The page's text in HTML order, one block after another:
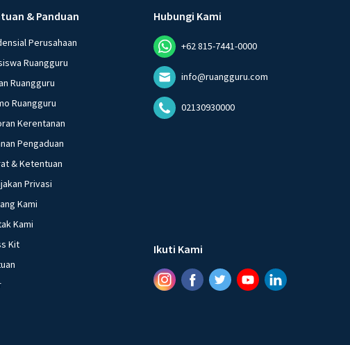
& Panduan
Perusahaan
Ruangguru
Ruangguru
Ruangguru
Kerentanan
Pengaduan
& Ketentuan
Privasi
Kami
Kami
Kit
Hubungi Kami
+62 815-7441-0000
info@ruangguru.com
02130930000
Ikuti Kami